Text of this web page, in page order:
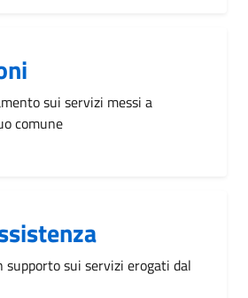
sui servizi messi a
comune
supporto sui servizi erogati dal